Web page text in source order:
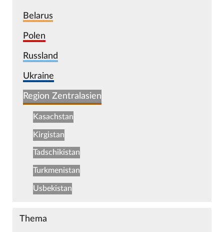
Belarus
Polen
Russland
Ukraine
Region Zentralasien
Kasachstan
Kirgistan
Tadschikistan
Turkmenistan
Usbekistan
Thema